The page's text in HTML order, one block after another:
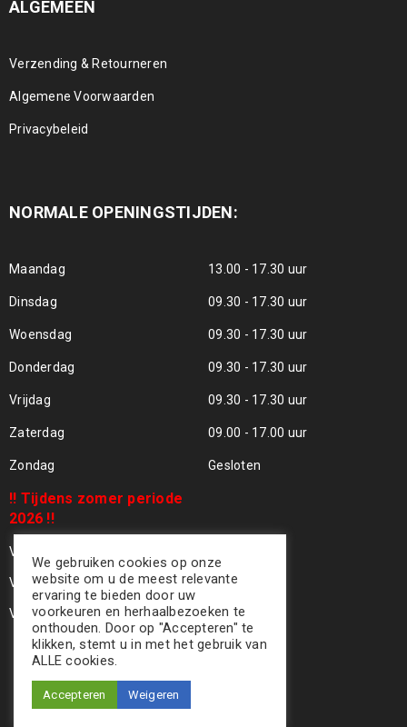
ALGEMEEN
Verzending & Retourneren
Algemene Voorwaarden
Privacybeleid
NORMALE OPENINGSTIJDEN:
Maandag 13.00 - 17.30 uur
Dinsdag 09.30 - 17.30 uur
Woensdag 09.30 - 17.30 uur
Donderdag 09.30 - 17.30 uur
Vrijdag 09.30 - 17.30 uur
Zaterdag 09.00 - 17.00 uur
Zondag Gesloten
!! Tijdens zomer periode
2026 !!
Vrijdag 24 Juli - Gesloten !!
Vrijdag 31 Juli - Gesloten !!
Vrijdag 07 Aug - Gesloten !!
We gebruiken cookies op onze
website om u de meest relevante
ervaring te bieden door uw
voorkeuren en herhaalbezoeken te
onthouden. Door op "Accepteren" te
klikken, stemt u in met het gebruik van
ALLE cookies.
Accepteren Weigeren